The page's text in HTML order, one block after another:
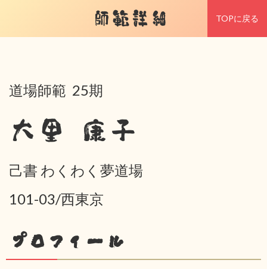
師範詳細 TOPに戻る
道場師範 25期
大里 康子
己書 わくわく夢道場
101-03/西東京
プロフィール